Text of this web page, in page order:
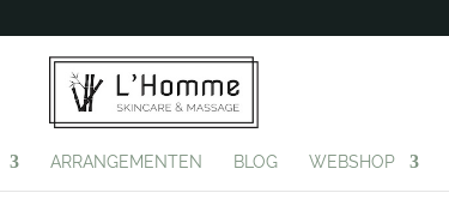
ARRANGEMENTEN BLOG WEBSHOP